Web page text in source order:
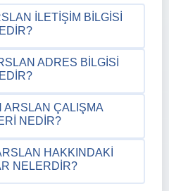
İLETIŞIM BILGISI
ADRES BILGISI
ARSLAN ÇALIŞMA
NEDIR?
HAKKINDAKI
NELERDIR?